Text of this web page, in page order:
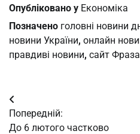
Опубліковано у Економіка
Позначено головні новини
новини України, онлайн
правдиві новини, сайт Фраза
Навігація
записів
Попередній:
До 6 лютого частково